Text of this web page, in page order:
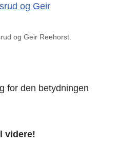
og Geir Reehorst.
for den betydningen
videre!